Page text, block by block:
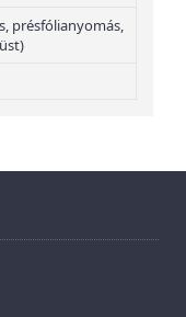
présfólianyomás,